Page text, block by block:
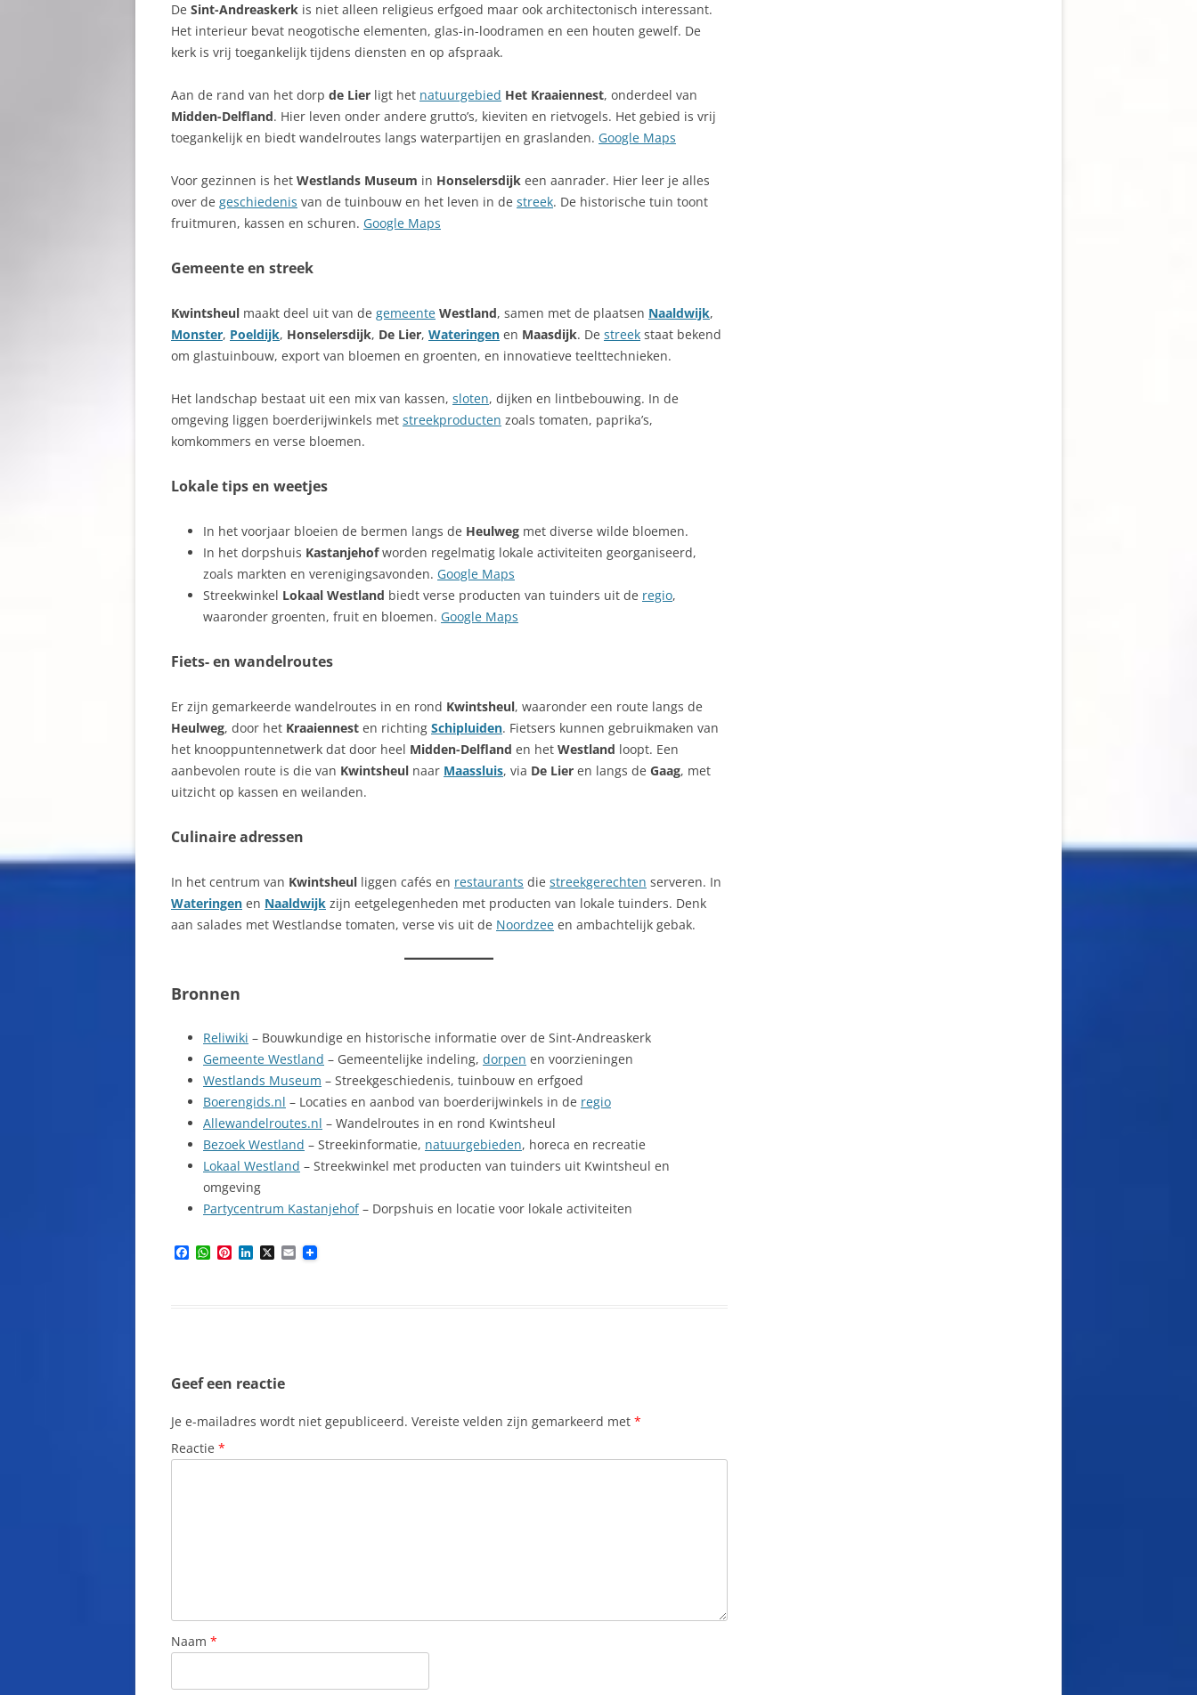
De Sint-Andreaskerk is niet alleen religieus erfgoed maar ook architectonisch interessant.
Het interieur bevat neogotische elementen, glas-in-loodramen en een houten gewelf. De
kerk is vrij toegankelijk tijdens diensten en op afspraak.
Aan de rand van het dorp de Lier ligt het natuurgebied Het Kraaiennest, onderdeel van
Midden-Delfland. Hier leven onder andere grutto’s, kieviten en rietvogels. Het gebied is vrij
toegankelijk en biedt wandelroutes langs waterpartijen en graslanden. Google Maps
Voor gezinnen is het Westlands Museum in Honselersdijk een aanrader. Hier leer je alles
over de geschiedenis van de tuinbouw en het leven in de streek. De historische tuin toont
fruitmuren, kassen en schuren. Google Maps
Gemeente en streek
Kwintsheul maakt deel uit van de gemeente Westland, samen met de plaatsen Naaldwijk,
Monster, Poeldijk, Honselersdijk, De Lier, Wateringen en Maasdijk. De streek staat bekend
om glastuinbouw, export van bloemen en groenten, en innovatieve teelttechnieken.
Het landschap bestaat uit een mix van kassen, sloten, dijken en lintbebouwing. In de
omgeving liggen boerderijwinkels met streekproducten zoals tomaten, paprika’s,
komkommers en verse bloemen.
Lokale tips en weetjes
In het voorjaar bloeien de bermen langs de Heulweg met diverse wilde bloemen.
In het dorpshuis Kastanjehofworden regelmatig lokale activiteiten georganiseerd,
zoals markten en verenigingsavonden. Google Maps
Streekwinkel Lokaal Westland biedt verse producten van tuinders uit de regio,
waaronder groenten, fruit en bloemen. Google Maps
Fiets- en wandelroutes
Er zijn gemarkeerde wandelroutes in en rond Kwintsheul, waaronder een route langs de
Heulweg, door het Kraaiennest en richting Schipluiden. Fietsers kunnen gebruikmaken van
het knooppuntennetwerk dat door heel Midden-Delfland en het Westland loopt. Een
aanbevolen route is die van Kwintsheul naar Maassluis, via De Lier en langs de Gaag, met
uitzicht op kassen en weilanden.
Culinaire adressen
In het centrum van Kwintsheul liggen cafés en restaurants die streekgerechten serveren. In
Wateringen en Naaldwijk zijn eetgelegenheden met producten van lokale tuinders. Denk
aan salades met Westlandse tomaten, verse vis uit de Noordzee en ambachtelijk gebak.
Bronnen
Reliwiki – Bouwkundige en historische informatie over de Sint-Andreaskerk
Gemeente Westland – Gemeentelijke indeling, dorpen en voorzieningen
Westlands Museum – Streekgeschiedenis, tuinbouw en erfgoed
Boerengids.nl – Locaties en aanbod van boerderijwinkels in de regio
Allewandelroutes.nl – Wandelroutes in en rond Kwintsheul
Bezoek Westland – Streekinformatie, natuurgebieden, horeca en recreatie
Lokaal Westland – Streekwinkel met producten van tuinders uit Kwintsheul en
omgeving
Partycentrum Kastanjehof– Dorpshuis en locatie voor lokale activiteiten
a
W
h
P X E
m
Geef een reactie
Je e-mailadres wordt niet gepubliceerd. Vereiste velden zijn gemarkeerd met *
Reactie *
Naam *